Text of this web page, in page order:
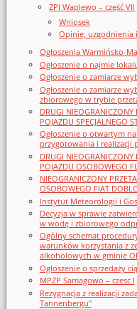
ZPI Waplewo – część VII
Wniosek
Opinie, uzgodnienia
Ogłoszenia Warmińsko-
Ogłoszenie o najmie
Ogłoszenie o zamiarze
Ogłoszenie o zamiarze
zbiorowego w trybie
DRUGI NIEOGRANICZONY
POJAZDU SPECJALNEGO
Ogłoszenie o otwartym
przygotowania i realizacji
DRUGI NIEOGRANICZONY
POJAZDU OSOBOWEGO
NIEOGRANICZONY
OSOBOWEGO FIAT
Instytut Meteorologii i
Decyzja w sprawie
w wodę i zbiorowego
Ogólny schemat
warunków korzystania z
alkoholowych w gminie
Ogłoszenie o sprzedaży
MPZP Samagowo – czesc I
Rezygnacja z realizacji
Tannenbergu"